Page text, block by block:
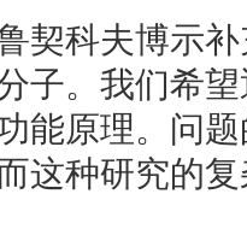
科夫博示补
子。我们希
能原理。问
这种研究的